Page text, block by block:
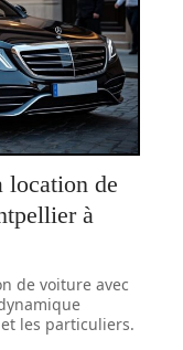
location de
à
de voiture avec
les particuliers.